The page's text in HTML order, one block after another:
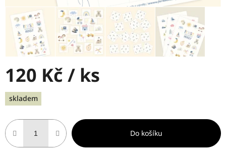
120 Kč / ks
Měrná
cena:
skladem
Do košíku